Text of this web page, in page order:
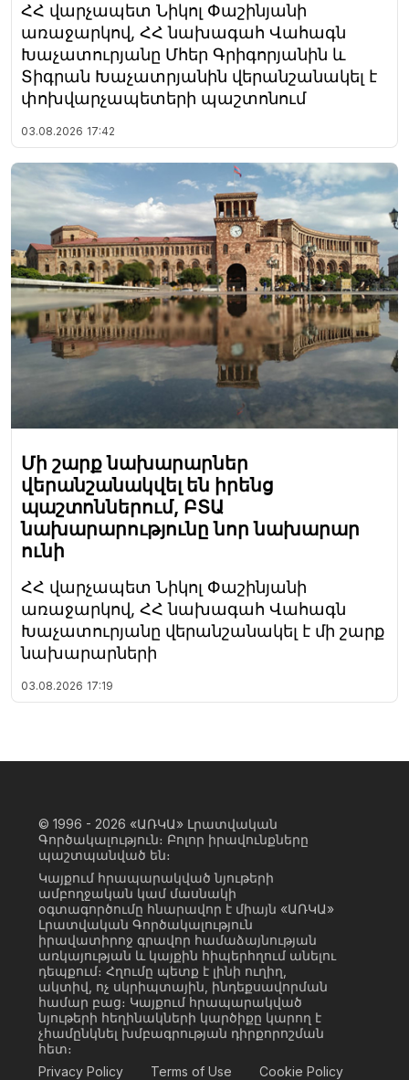
ՀՀ վարչապետ Նիկոլ Փաշինյանի
առաջարկով, ՀՀ նախագահ Վահագն
Խաչատուրյանը Մհեր Գրիգորյանին և
Տիգրան Խաչատրյանին վերանշանակել է
փոխվարչապետերի պաշտոնում
03.08.2026 17:42
Մի շարք նախարարներ
վերանշանակվել են իրենց
պաշտոններում, ԲՏԱ
նախարարությունը նոր նախարար
ունի
ՀՀ վարչապետ Նիկոլ Փաշինյանի
առաջարկով, ՀՀ նախագահ Վահագն
Խաչատուրյանը վերանշանակել է մի շարք
նախարարների
03.08.2026 17:19
© 1996 - 2026 «ԱՌԿԱ» Լրատվական
Գործակալություն։ Բոլոր իրավունքները
պաշտպանված են։
Կայքում հրապարակված նյութերի
ամբողջական կամ մասնակի
օգտագործումը հնարավոր է միայն «ԱՌԿԱ»
Լրատվական Գործակալություն
իրավատիրոջ գրավոր համաձայնության
առկայության և կայքին հիպերհղում անելու
դեպքում։ Հղումը պետք է լինի ուղիղ,
ակտիվ, ոչ սկրիպտային, ինդեքսավորման
համար բաց։ Կայքում հրապարակված
նյութերի հեղինակների կարծիքը կարող է
չհամընկնել խմբագրության դիրքորոշման
հետ։
Privacy Policy
Terms of Use Cookie Policy